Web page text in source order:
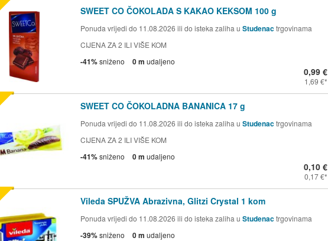
SWEET CO ČOKOLADA S KAKAO KEKSOM 100 g
Ponuda vrijedi do 11.08.2026 ili do isteka zaliha u Studenactrgovinama
CIJENA ZA 2 ILI VIŠE KOM
-41%sniženo 0 m udaljeno
0,99 €
1,69 €
SWEET CO ČOKOLADNA BANANICA 17 g
Ponuda vrijedi do 11.08.2026 ili do isteka zaliha u Studenactrgovinama
CIJENA ZA 2 ILI VIŠE KOM
-41%sniženo 0 m udaljeno
0,10 €
0,17 €
Vileda SPUŽVA Abrazivna, Glitzi Crystal 1 kom
Ponuda vrijedi do 11.08.2026 ili do isteka zaliha u Studenactrgovinama
-39%sniženo 0 m udaljeno